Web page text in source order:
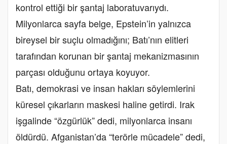
kontrol ettiği bir şantaj laboratuvarıydı.
Milyonlarca sayfa belge, Epstein’in yalnızca
bireysel bir suçlu olmadığını; Batı’nın elitleri
tarafından korunan bir şantaj mekanizmasının
parçası olduğunu ortaya koyuyor.
Batı, demokrasi ve insan hakları söylemlerini
küresel çıkarların maskesi haline getirdi. Irak
işgalinde “özgürlük” dedi, milyonlarca insanı
öldürdü. Afganistan’da “terörle mücadele” dedi,